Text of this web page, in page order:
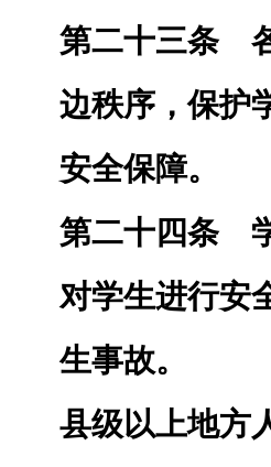
第二十三条
边秩序，保护
安全保障。
第二十四条
对学生进行安
生事故。
县级以上地方